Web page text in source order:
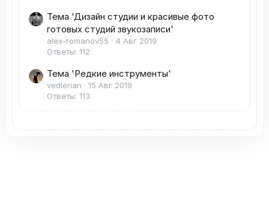
Тема 'Дизайн студии и красивые фото
готовых студий звукозаписи'
alex-romanov55
4 Авг 2019
Ответы: 112
Тема 'Редкие инструменты'
vedlerian
15 Авг 2019
Ответы: 113